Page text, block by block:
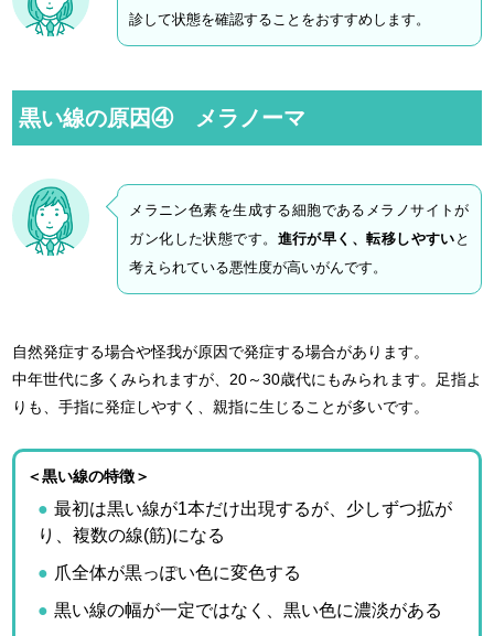
診して状態を確認することをおすすめします。
黒い線の原因④ メラノーマ
メラニン色素を生成する細胞であるメラノサイトが
ガン化した状態です。 進行が早く、転移しやすい と
考えられている悪性度が高いがんです。
自然発症する場合や怪我が原因で発症する場合があります。
中年世代に多くみられますが、20～30歳代にもみられます。足指よ
りも、手指に発症しやすく、親指に生じることが多いです。
＜黒い線の特徴＞
最初は黒い線が1本だけ出現するが、少しずつ拡が
り、複数の線(筋)になる
爪全体が黒っぽい色に変色する
黒い線の幅が一定ではなく、黒い色に濃淡がある